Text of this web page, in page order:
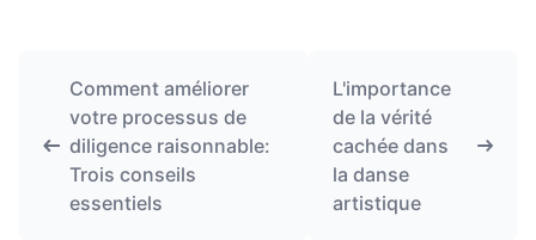
Comment améliorer
votre processus de
diligence raisonnable:
Trois conseils
essentiels
L'importance
de la vérité
cachée dans
la danse
artistique